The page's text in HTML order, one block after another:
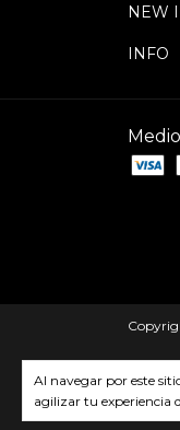
Al navegar por este
agilizar tu experiencia
NEW
INFO